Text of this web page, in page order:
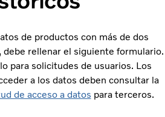
de productos con más de dos
debe rellenar el siguiente formulario.
para solicitudes de usuarios. Los
a los datos deben consultar la
de acceso a datos para terceros.